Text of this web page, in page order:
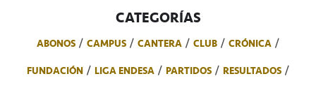
CATEGORÍAS
ABONOS CAMPUS CANTERA CLUB
CRÓNICA
FUNDACIÓN
LIGA ENDESA PARTIDOS RESULTADOS